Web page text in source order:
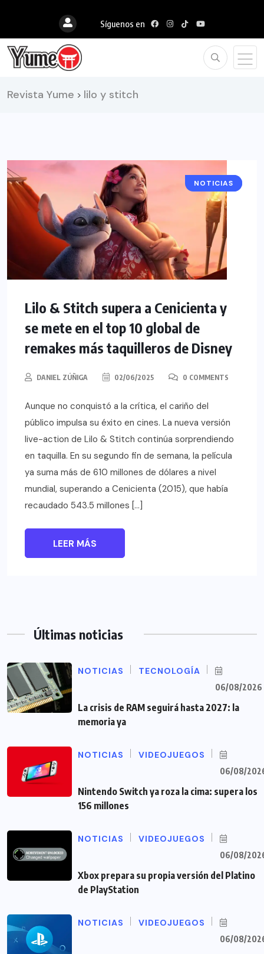
Síguenos en
Revista Yume > lilo y stitch
CINE
NOTICIAS
Lilo & Stitch supera a Cenicienta y
se mete en el top 10 global de
remakes más taquilleros de Disney
DANIEL ZÚÑIGA 02/06/2025 0 COMMENTS
Aunque no conquistó a la crítica, el cariño del
público impulsa su éxito en cines. La nueva versión
live-action de Lilo & Stitch continúa sorprendiendo
en taquilla. En su segundo fin de semana, la película
ya suma más de 610 millones de dólares a nivel
mundial, superando a Cenicienta (2015), que había
recaudado 543.5 millones […]
LEER MÁS
Últimas noticias
NOTICIAS TECNOLOGÍA
06/08/2026
La crisis de RAM seguirá hasta 2027: la
memoria ya
NOTICIAS VIDEOJUEGOS
06/08/
Nintendo Switch ya roza la cima: supera los
156 millones
NOTICIAS VIDEOJUEGOS
06/08/
Xbox prepara su propia versión del Platino
de PlayStation
NOTICIAS VIDEOJUEGOS
06/08/